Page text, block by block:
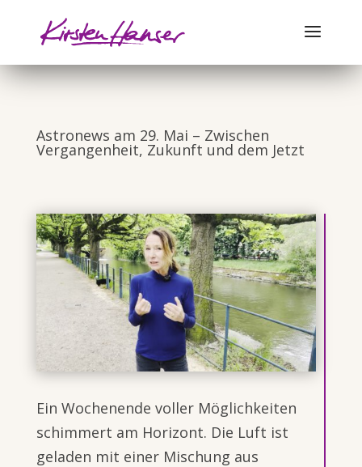
Astronews am 29. Mai – Zwischen
Vergangenheit, Zukunft und dem Jetzt
Ein Wochenende voller Möglichkeiten
schimmert am Horizont. Die Luft ist
geladen mit einer Mischung aus